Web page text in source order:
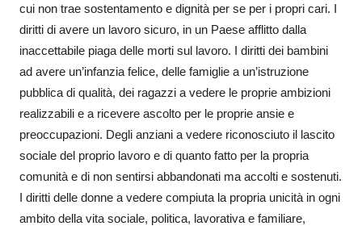
cui non trae sostentamento e dignità per se per i propri cari. I
diritti di avere un lavoro sicuro, in un Paese afflitto dalla
inaccettabile piaga delle morti sul lavoro. I diritti dei bambini
ad avere un’infanzia felice, delle famiglie a un’istruzione
pubblica di qualità, dei ragazzi a vedere le proprie ambizioni
realizzabili e a ricevere ascolto per le proprie ansie e
preoccupazioni. Degli anziani a vedere riconosciuto il lascito
sociale del proprio lavoro e di quanto fatto per la propria
comunità e di non sentirsi abbandonati ma accolti e sostenuti.
I diritti delle donne a vedere compiuta la propria unicità in ogni
ambito della vita sociale, politica, lavorativa e familiare,